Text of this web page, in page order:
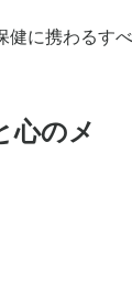
に携わるす
心のメ